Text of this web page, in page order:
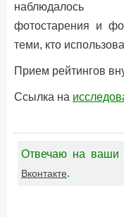
наблюдалось
фотостарения и
теми, кто
Прием рейтингов
Ссылка на
Отвечаю на
Вконтакте.